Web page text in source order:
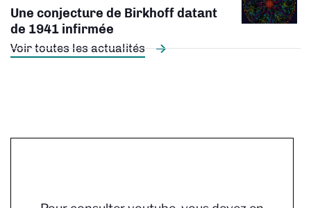
Voir toutes les actualités
Une conjecture de Birkhoff datant
de 1941 infirmée